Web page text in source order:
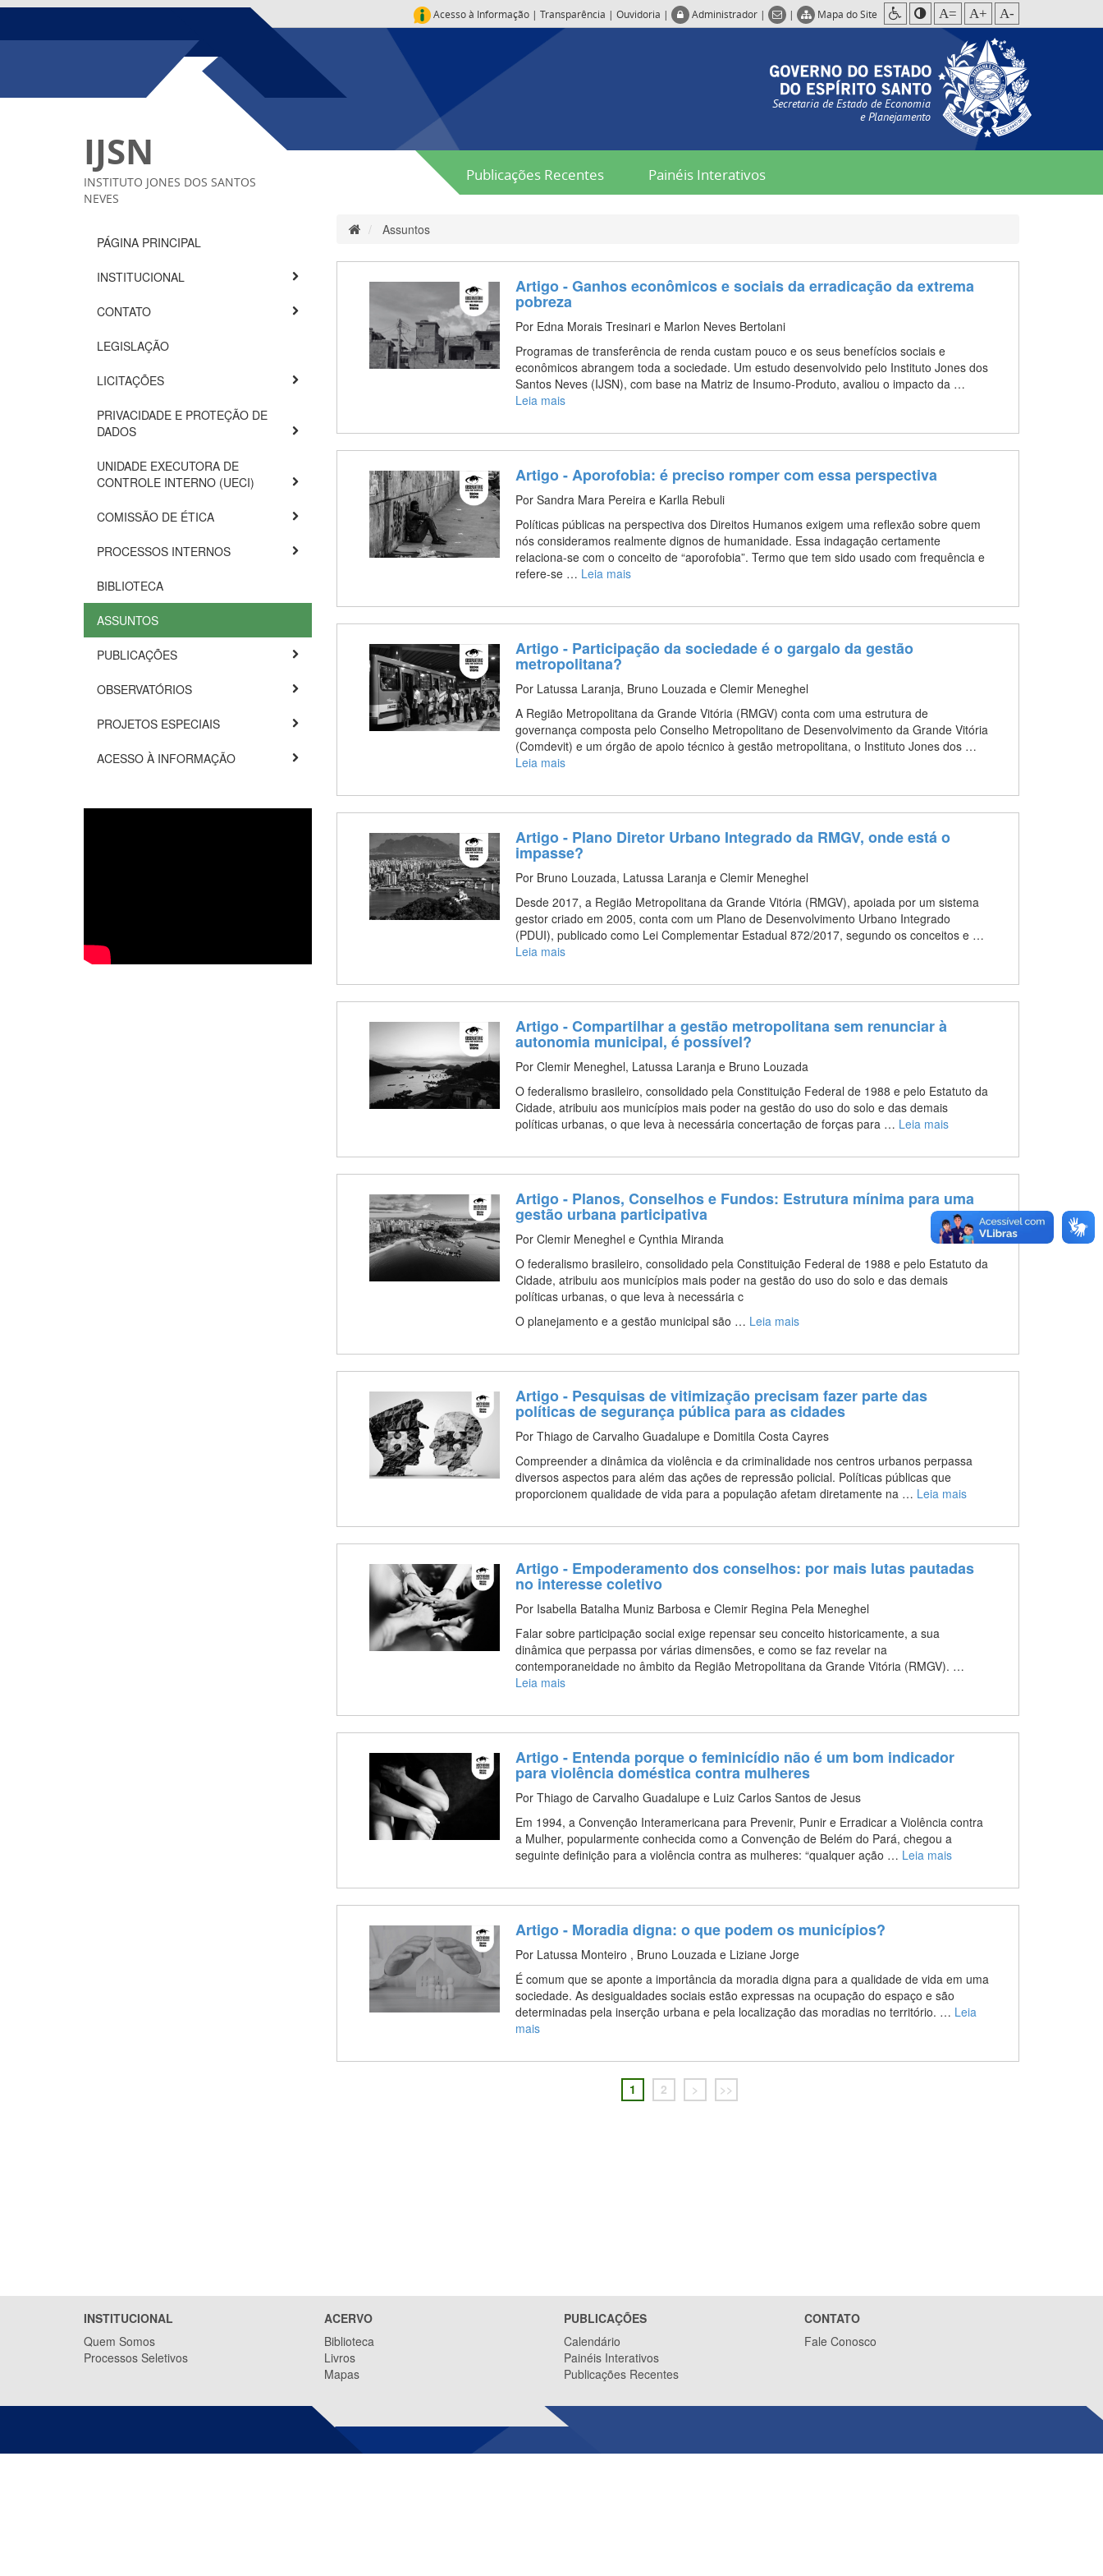
Acesso à Informação | Transparência | Ouvidoria | Administrador | | Mapa do Site A= A+ A-
Secretaria de Estado de Economia
e Planejamento
Publicações Recentes Painéis Interativos
IJSN
INSTITUTO JONES DOS SANTOS
NEVES
PÁGINA PRINCIPAL
INSTITUCIONAL
CONTATO
LEGISLAÇÃO
LICITAÇÕES
PRIVACIDADE E PROTEÇÃO DE
DADOS
UNIDADE EXECUTORA DE
CONTROLE INTERNO (UECI)
COMISSÃO DE ÉTICA
PROCESSOS INTERNOS
BIBLIOTECA
ASSUNTOS
PUBLICAÇÕES
OBSERVATÓRIOS
PROJETOS ESPECIAIS
ACESSO À INFORMAÇÃO
Assuntos
Artigo - Ganhos econômicos e sociais da erradicação da extrema
pobreza
Por Edna Morais Tresinari e Marlon Neves Bertolani
Programas de transferência de renda custam pouco e os seus benefícios sociais e
econômicos abrangem toda a sociedade. Um estudo desenvolvido pelo Instituto Jones dos
Santos Neves (IJSN), com base na Matriz de Insumo-Produto, avaliou o impacto da …
Leia mais
Artigo - Aporofobia: é preciso romper com essa perspectiva
Por Sandra Mara Pereira e Karlla Rebuli
Políticas públicas na perspectiva dos Direitos Humanos exigem uma reflexão sobre quem
nós consideramos realmente dignos de humanidade. Essa indagação certamente
relaciona-se com o conceito de “aporofobia”. Termo que tem sido usado com frequência e
refere-se … Leia mais
Artigo - Participação da sociedade é o gargalo da gestão
metropolitana?
Por Latussa Laranja, Bruno Louzada e Clemir Meneghel
A Região Metropolitana da Grande Vitória (RMGV) conta com uma estrutura de
governança composta pelo Conselho Metropolitano de Desenvolvimento da Grande Vitória
(Comdevit) e um órgão de apoio técnico à gestão metropolitana, o Instituto Jones dos …
Leia mais
Artigo - Plano Diretor Urbano Integrado da RMGV, onde está o
impasse?
Por Bruno Louzada, Latussa Laranja e Clemir Meneghel
Desde 2017, a Região Metropolitana da Grande Vitória (RMGV), apoiada por um sistema
gestor criado em 2005, conta com um Plano de Desenvolvimento Urbano Integrado
(PDUI), publicado como Lei Complementar Estadual 872/2017, segundo os conceitos e …
Leia mais
Artigo - Compartilhar a gestão metropolitana sem renunciar à
autonomia municipal, é possível?
Por Clemir Meneghel, Latussa Laranja e Bruno Louzada
O federalismo brasileiro, consolidado pela Constituição Federal de 1988 e pelo Estatuto da
Cidade, atribuiu aos municípios mais poder na gestão do uso do solo e das demais
políticas urbanas, o que leva à necessária concertação de forças para … Leia mais
Artigo - Planos, Conselhos e Fundos: Estrutura mínima para uma
gestão urbana participativa
Por Clemir Meneghel e Cynthia Miranda
O federalismo brasileiro, consolidado pela Constituição Federal de 1988 e pelo Estatuto da
Cidade, atribuiu aos municípios mais poder na gestão do uso do solo e das demais
políticas urbanas, o que leva à necessária c
O planejamento e a gestão municipal são … Leia mais
Artigo - Pesquisas de vitimização precisam fazer parte das
políticas de segurança pública para as cidades
Por Thiago de Carvalho Guadalupe e Domitila Costa Cayres
Compreender a dinâmica da violência e da criminalidade nos centros urbanos perpassa
diversos aspectos para além das ações de repressão policial. Políticas públicas que
proporcionem qualidade de vida para a população afetam diretamente na … Leia mais
Artigo - Empoderamento dos conselhos: por mais lutas pautadas
no interesse coletivo
Por Isabella Batalha Muniz Barbosa e Clemir Regina Pela Meneghel
Falar sobre participação social exige repensar seu conceito historicamente, a sua
dinâmica que perpassa por várias dimensões, e como se faz revelar na
contemporaneidade no âmbito da Região Metropolitana da Grande Vitória (RMGV). …
Leia mais
Artigo - Entenda porque o feminicídio não é um bom indicador
para violência doméstica contra mulheres
Por Thiago de Carvalho Guadalupe e Luiz Carlos Santos de Jesus
Em 1994, a Convenção Interamericana para Prevenir, Punir e Erradicar a Violência contra
a Mulher, popularmente conhecida como a Convenção de Belém do Pará, chegou a
seguinte definição para a violência contra as mulheres: “qualquer ação … Leia mais
Artigo - Moradia digna: o que podem os municípios?
Por Latussa Monteiro , Bruno Louzada e Liziane Jorge
É comum que se aponte a importância da moradia digna para a qualidade de vida em uma
sociedade. As desigualdades sociais estão expressas na ocupação do espaço e são
determinadas pela inserção urbana e pela localização das moradias no território. … Leia
mais
1 2 > >>
INSTITUCIONAL
Quem Somos
Processos Seletivos
ACERVO
Biblioteca
Livros
Mapas
PUBLICAÇÕES
Calendário
Painéis Interativos
Publicações Recentes
CONTATO
Fale Conosco